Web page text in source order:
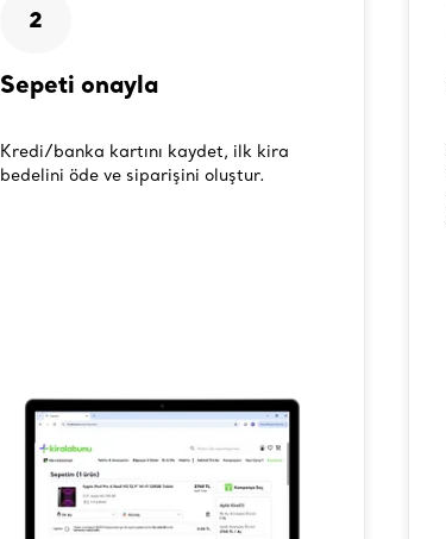
2
Sepeti onayla
Kredi/banka kartını kaydet, ilk kira
bedelini öde ve siparişini oluştur.